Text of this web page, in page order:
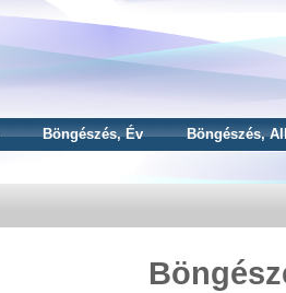
Böngészés, Év
Böngészés,